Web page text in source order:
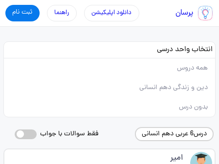
پرسان ثبت نام راهنما دانلود اپلیکیشن
انتخاب واحد درسی
همه دروس
دین و زندگی دهم انسانی
بدون درس
درس6 عربی دهم انسانی فقط سوالات با جواب
امیر